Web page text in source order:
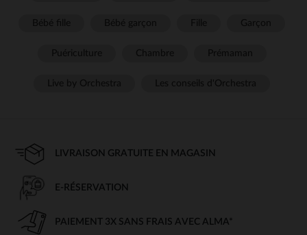
LIVRAISON GRATUITE EN MAGASIN
E-RÉSERVATION
PAIEMENT 3X SANS FRAIS AVEC ALMA*